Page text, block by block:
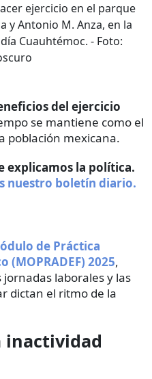
ejercicio en el parque
y Antonio M. Anza, en la
Cuauhtémoc. - Foto:
del ejercicio
se mantiene como el
población mexicana.
explicamos la política.
nuestro boletín diario.
de Práctica
(MOPRADEF) 2025,
jornadas laborales y las
dictan el ritmo de la
inactividad